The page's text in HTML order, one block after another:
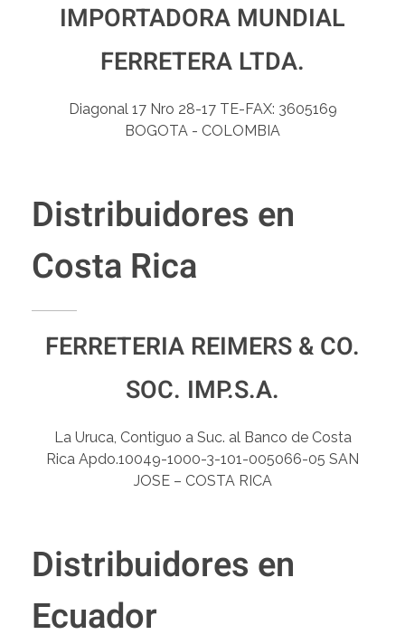
IMPORTADORA MUNDIAL
FERRETERA LTDA.
Diagonal 17 Nro 28-17 TE-FAX: 3605169
BOGOTA - COLOMBIA
Distribuidores en
Costa Rica
FERRETERIA REIMERS & CO.
SOC. IMP.S.A.
La Uruca, Contiguo a Suc. al Banco de Costa
Rica Apdo.10049-1000-3-101-005066-05 SAN
JOSE – COSTA RICA
Distribuidores en
Ecuador